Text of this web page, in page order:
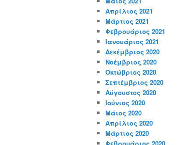
Απρίλιος 2021
Μάρτιος 2021
Φεβρουάριος 2021
Ιανουάριος 2021
Δεκέμβριος 2020
Νοέμβριος 2020
Οκτώβριος 2020
Σεπτέμβριος 2020
Αύγουστος 2020
Ιούνιος 2020
Μάιος 2020
Απρίλιος 2020
Μάρτιος 2020